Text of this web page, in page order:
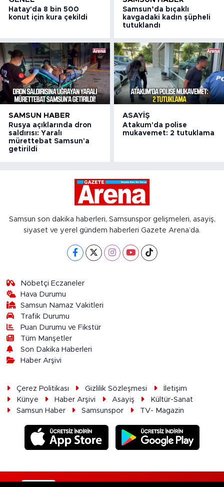
Hatay'da 8 bin 500
konut için kura çekildi
Samsun’da bıçaklı
kavgadaki kadın şüpheli
tutuklandı
SAMSUN HABER
Rusya açıklarında dron
saldırısı: Yaralı
mürettebat Samsun'a
getirildi
ASAYIŞ
Atakum'da polise
mukavemet: 2 tutuklama
Samsun son dakika haberleri, Samsunspor gelişmeleri, asayiş,
siyaset ve yerel gündem haberleri Gazete Arena’da.
Nöbetçi Eczaneler
Hava Durumu
Samsun Namaz Vakitleri
Trafik Durumu
Puan Durumu ve Fikstür
Tüm Manşetler
Son Dakika Haberleri
Haber Arşivi
Çerez Politikası Gizlilik Sözleşmesi
İletişim
Künye
Haber Arşivi Asayiş
Kültür-Sanat
Samsun Haber
Samsunspor TV- Magazin